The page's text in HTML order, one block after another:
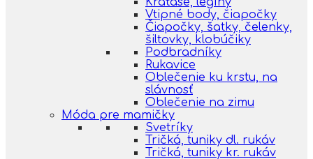
Vtipné body, čiapočky
Čiapočky, šatky, čelenky,
šiltovky, klobúčiky
Podbradníky
Rukavice
Oblečenie ku krstu, na
slávnosť
Oblečenie na zimu
Móda pre mamičky
Svetríky
Tričká, tuniky dl. rukáv
Tričká, tuniky kr. rukáv